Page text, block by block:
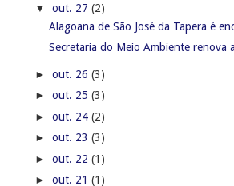
▼ out. 27 (2)
Alagoana de São José da Tapera é
Secretaria do Meio Ambiente renova
► out. 26 (3)
► out. 25 (3)
► out. 24 (2)
► out. 23 (3)
► out. 22 (1)
► out. 21 (1)